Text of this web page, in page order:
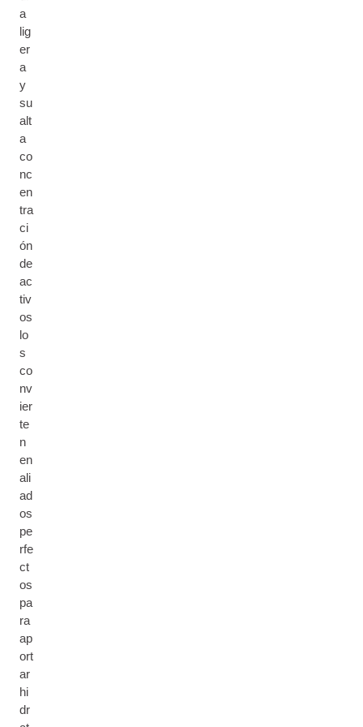
a
lig
er
a
y
su
alt
a
co
nc
en
tra
ci
ón
de
ac
tiv
os
lo
s
co
nv
ier
te
n
en
ali
ad
os
pe
rfe
ct
os
pa
ra
ap
ort
ar
hi
dr